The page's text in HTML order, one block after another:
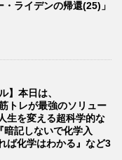
ライデンの帰還(25)」
】本日は、
トレが最強のソリュー
を変える超科学的な
記しないで化学入
化学はわかる』など3